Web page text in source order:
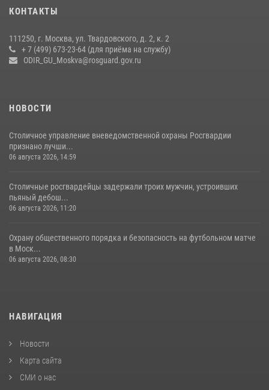
чемпионат по самбо (виео)
Центр профессиональной подготовки сотрудников
КОНТАКТЫ
111250, г. Москва, ул. Твардовского, д. 2, к. 2
+ 7 (499) 673-23-64 (для приёма на службу)
ODIR_GU_Moskva@rosguard.gov.ru
НОВОСТИ
Столичное управление вневедомственной охраны Росгвардии
признано лучши...
06 августа 2026, 14:59
Столичные росгвардейцы задержали троих мужчин, устроивших
пьяный дебош...
06 августа 2026, 11:20
Охрану общественного порядка и безопасность на футбольном матче
в Моск...
06 августа 2026, 08:30
НАВИГАЦИЯ
Новости
Карта сайта
СМИ о нас